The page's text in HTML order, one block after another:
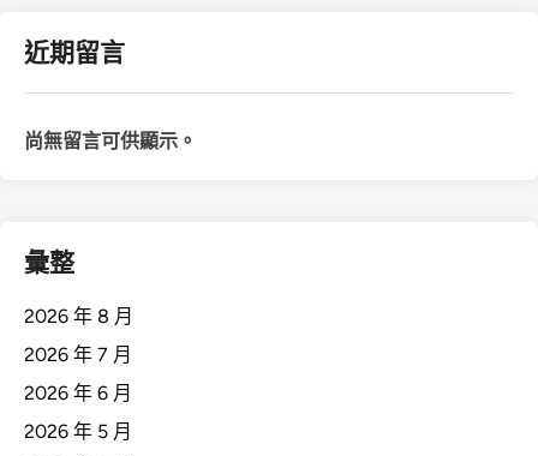
近期留言
尚無留言可供顯示。
彙整
2026 年 8 月
2026 年 7 月
2026 年 6 月
2026 年 5 月